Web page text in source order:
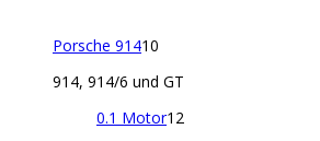
Porsche 91410
914, 914/6 und GT
0.1 Motor12